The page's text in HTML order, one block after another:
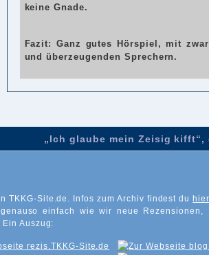
keine Gnade.
Fazit: Ganz gutes Hörspiel, mit
und überzeugenden Sprechern.
„Ich glaube mein Zeisig kifft“,
TKKG-Site.de. Infos zum Archiv findest du hier
einfach wie wir neue
Auszug: